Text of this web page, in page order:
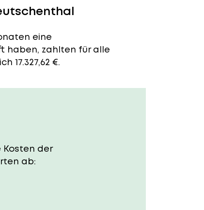
eine
haben, zahlten für alle
17.327,62 €.
Kosten der
ab: